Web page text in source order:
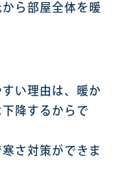
ら部屋全体を暖
い理由は、暖か
降するからで
さ対策ができま